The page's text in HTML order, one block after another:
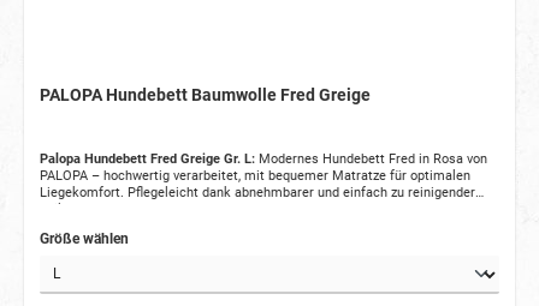
PALOPA Hundebett Baumwolle Fred Greige
Palopa Hundebett Fred Greige Gr. L:Modernes Hundebett Fred in Rosa von
PALOPA – hochwertig verarbeitet, mit bequemer Matratze für optimalen
Liegekomfort. Pflegeleicht dank abnehmbarer und einfach zu reinigender
Größe wählen